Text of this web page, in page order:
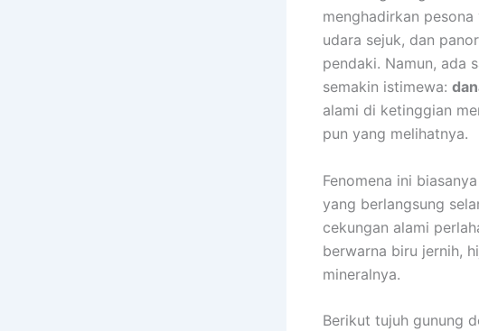
menghadirkan
udara sejuk, dan
pendaki. Namun, ada
semakin istimewa:
alami di ketinggian
pun yang melihatnya.
Fenomena ini
yang berlangsung
cekungan alami
berwarna biru jernih,
mineralnya.
Berikut tujuh gunung